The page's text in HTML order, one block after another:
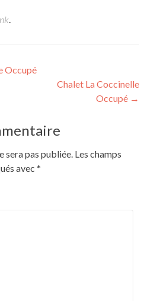
.
Occupé
Chalet La Coccinelle
Occupé →
sera pas publiée. Les champs
avec *